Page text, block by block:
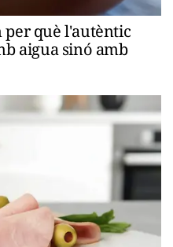
per què l'autèntic
aigua sinó amb